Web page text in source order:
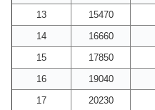
13
15470
14
16660
15
17850
16
19040
17
20230